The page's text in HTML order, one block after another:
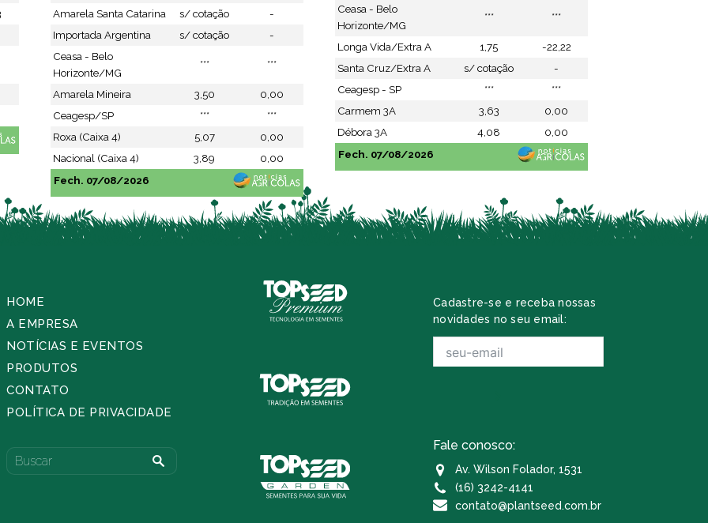
Amarela Santa Catarina
s/ cotação
-
Importada Argentina
s/ cotação
-
Ceasa - Belo
Horizonte/MG
*** ***
Amarela Mineira 3,50
0,00
Ceagesp/SP
***
***
Roxa (Caixa 4)
5,07
0,00
Nacional (Caixa 4)
3,89
0,00
Fech. 07/08/2026
Ceasa - Belo
Horizonte/MG
*** ***
Longa Vida/Extra A 1,75
-22,22
Santa Cruz/Extra A
s/ cotação
-
Ceagesp - SP
***
***
Carmem 3A
3,63
0,00
Débora 3A
4,08
0,00
Fech. 07/08/2026
HOME
A EMPRESA
NOTÍCIAS E EVENTOS
PRODUTOS
CONTATO
POLÍTICA DE PRIVACIDADE
Cadastre-se e receba nossas
novidades no seu email:
Fale conosco:
Av. Wilson Folador, 1531
(16) 3242-4141
contato@plantseed.com.br